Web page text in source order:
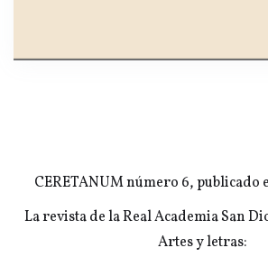
CERETANUM número 6, publicado
La revista de la Real Academia San
Artes y letras: